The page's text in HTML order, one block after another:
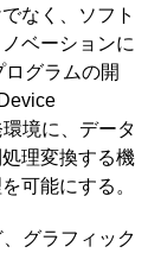
なく、ソフト
ベーションに
グラムの開
境に、データ
理変換する機
可能にする。
グラフィック